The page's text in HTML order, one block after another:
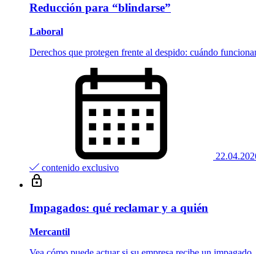
Reducción para “blindarse”
Laboral
Derechos que protegen frente al despido: cuándo
contenido exclusivo
Impagados: qué reclamar y a quién
Mercantil